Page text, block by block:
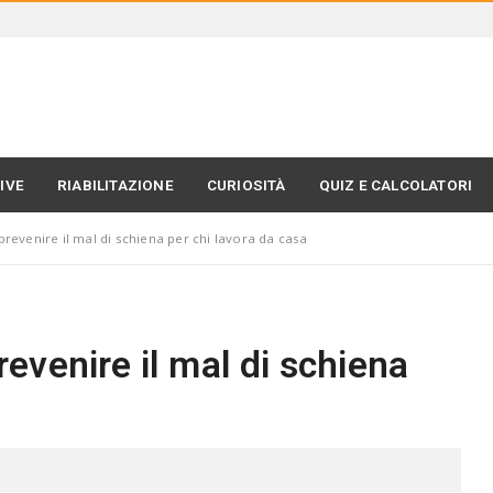
RIABILITAZIONE CURIOSITÀ QUIZ E CALCOLATORI
il mal di schiena per chi lavora da casa
il mal di schiena